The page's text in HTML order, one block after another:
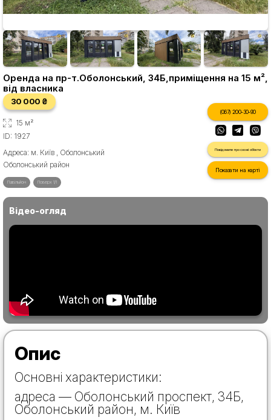
Оренда на пр-т.Оболонський, 34Б,приміщення на 15 м²,
від власника
30 000 ₴
15 м²
ID: 1927
Адреса: м. Київ , Оболонський
Оболонський район
(067) 200-30-90
Повідомити про схожі об'єкти
Показати на карті
Павільйон Поверх 1/1
Відео-огляд
Опис
Основні характеристики:
адреса — Оболонський проспект, 34Б,
Оболонський район, м. Київ